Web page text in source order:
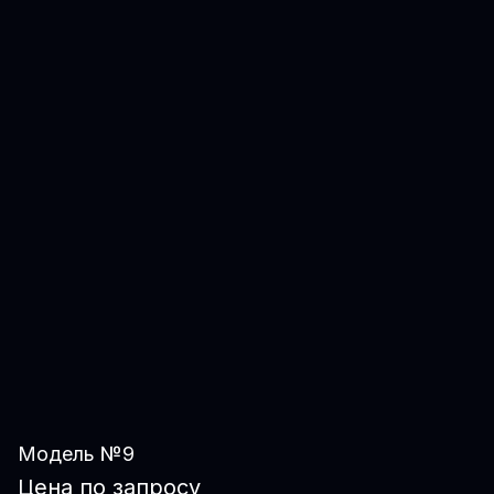
Модель №9
Цена по запросу